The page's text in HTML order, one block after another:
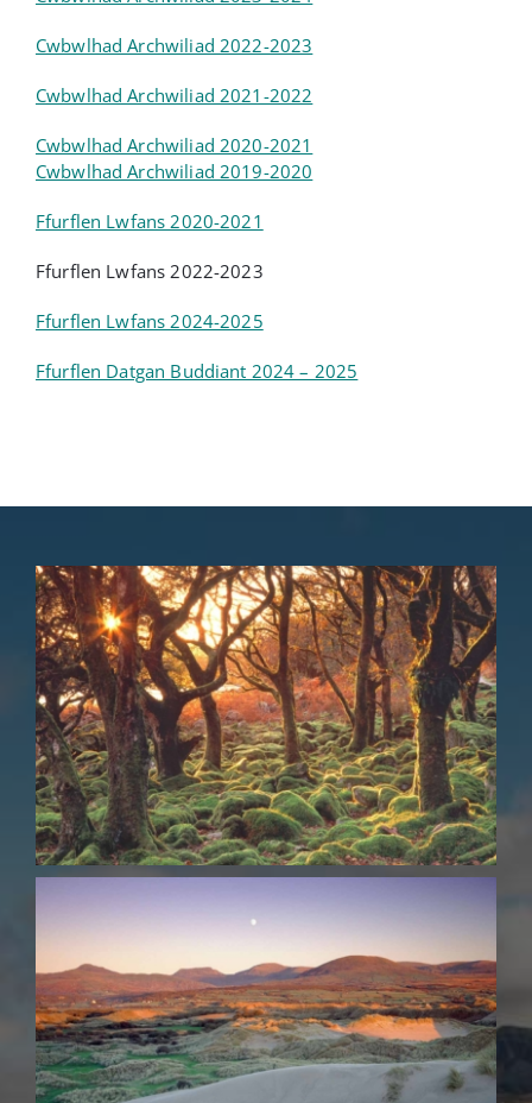
Cwbwlhad Archwiliad 2022-2023
Cwbwlhad Archwiliad 2021-2022
Cwbwlhad Archwiliad 2020-2021
Cwbwlhad Archwiliad 2019-2020
Ffurflen Lwfans 2020-2021
Ffurflen Lwfans 2022-2023
Ffurflen Lwfans 2024-2025
Ffurflen Datgan Buddiant 2024 – 2025